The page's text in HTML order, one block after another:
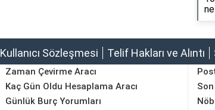
Kullanıcı Sözleşmesi Telif Hakları ve Alıntı
Zaman Çevirme Aracı
Kaç Gün Oldu Hesaplama Aracı
Günlük Burç Yorumları